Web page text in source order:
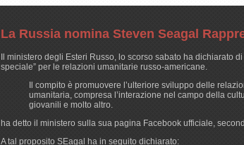
La Russia nomina Steven Seagal
Il ministero degli Esteri Russo, lo scorso sabato ha dichiarato
speciale” per le relazioni umanitarie russo-americane.
Il compito è promuovere l’ulteriore sviluppo delle
umanitaria, compresa l’interazione nel campo della
giovanili e molto altro.
ha detto il ministero sulla sua pagina Facebook ufficiale,
A tal proposito SEagal ha in seguito dichiarato: